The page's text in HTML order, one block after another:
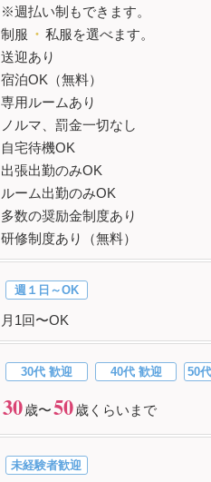
※週払い制もできます。
制服 ・ 私服を選べます。
送迎あり
宿泊OK（無料）
専用ルームあり
ノルマ、罰金一切なし
自宅待機OK
出張出勤のみOK
ルーム出勤のみOK
多数の奨励金制度あり
研修制度あり（無料）
週１日～OK
月1回〜OK
30代 歓迎 40代 歓迎 50
30歳〜50歳くらいまで
未経験者歓迎